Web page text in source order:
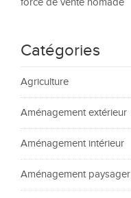
force de vente nomade
Catégories
Agriculture
Aménagement extérieur
Aménagement intérieur
Aménagement paysager